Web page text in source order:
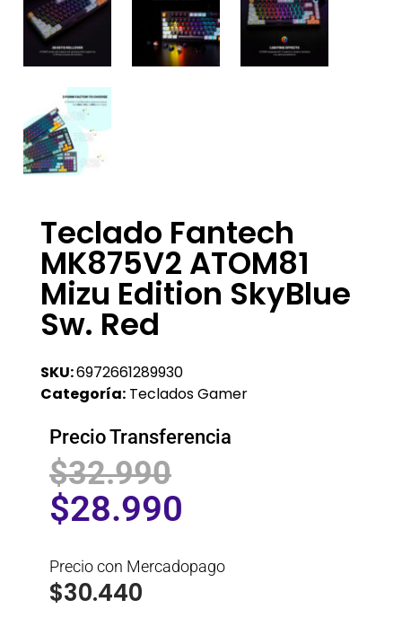
Teclado Fantech
MK875V2 ATOM81
Mizu Edition SkyBlue
Sw. Red
SKU:6972661289930
Categoría: Teclados Gamer
Precio Transferencia
$32.990
$28.990
Precio con Mercadopago
$30.440